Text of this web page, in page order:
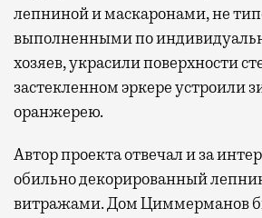
лепниной и маскаронами, не
выполненными по
хозяев, украсили поверхности
застекленном эркере устроили
оранжерею.
Автор проекта отвечал и за
обильно декорированный
витражами. Дом Циммерманов